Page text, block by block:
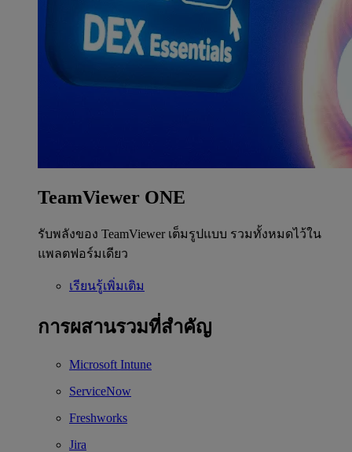
TeamViewer ONE
รับพลังของ TeamViewer เต็มรูปแบบ รวมทั้งหมดไว้ใน
แพลตฟอร์มเดียว
เรียนรู้เพิ่มเติม
การผสานรวมที่สำคัญ
Microsoft Intune
ServiceNow
Freshworks
Jira